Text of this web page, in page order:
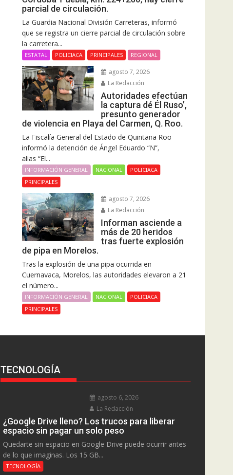
parcial de circulación.
La Guardia Nacional División Carreteras, informó
que se registra un cierre parcial de circulación sobre
la carretera...
ESTATAL POLICIACA PRINCIPALES REGIONAL
agosto 7, 2026
La Redacción
Autoridades efectúan
la captura dé Él Ruso’,
presunto generador
de violencia en Playa del Carmen, Q. Roo.
La Fiscalía General del Estado de Quintana Roo
informó la detención de Ángel Eduardo “N”,
alias “El...
INFORMACIÓN GENERAL NACIONAL
POLICIACA
PRINCIPALES
agosto 7, 2026
La Redacción
Informan asciende a
más de 20 heridos
tras fuerte explosión
de pipa en Morelos.
Tras la explosión de una pipa ocurrida en
Cuernavaca, Morelos, las autoridades elevaron a 21
el número...
INFORMACIÓN GENERAL NACIONAL
POLICIACA
PRINCIPALES
TECNOLOGÍA
agosto 6, 2026
La Redacción
¿Google Drive lleno? Los trucos para liberar
espacio sin pagar un solo peso
Quedarte sin espacio en Google Drive puede ocurrir antes
de lo que imaginas. Los 15 GB...
TECNOLOGÍA